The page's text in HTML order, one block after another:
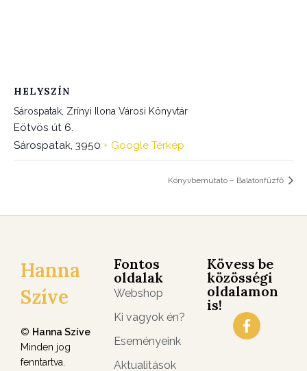
HELYSZÍN
Sárospatak, Zrínyi Ilona Városi Könyvtár
Eötvös út 6.
Sárospatak, 3950 + Google Térkép
Könyvbemutató – Balatonfűzfő
Hanna
Szíve
© Hanna Szíve
Minden jog
fenntartva.
Fontos
oldalak
Webshop
Ki vagyok én?
Eseményeink
Aktualitások
Kövess be
közösségi
oldalamon
is!